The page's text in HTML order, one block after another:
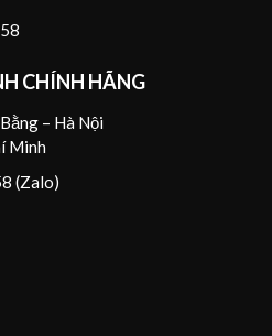
CHÍNH HÃNG
– Hà Nội
Minh
(Zalo)